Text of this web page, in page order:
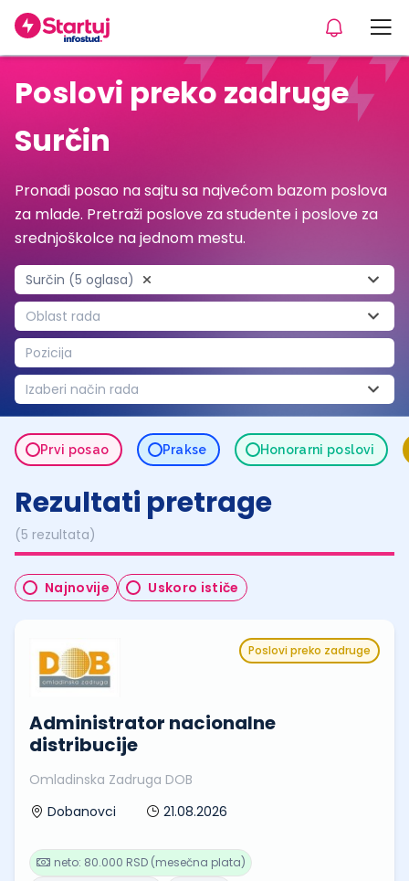
Poslovi preko zadruge
Surčin
Pronađi posao na sajtu sa najvećom bazom poslova
za mlade. Pretraži poslove za studente i poslove za
srednjoškolce na jednom mestu.
Surčin (5 oglasa)
Oblast rada
Pozicija
Izaberi način rada
Prvi posao Prakse Honorarni poslovi
Rezultati pretrage
(5 rezultata)
Najnovije Uskoro ističe
Poslovi preko zadruge
Administrator nacionalne
distribucije
Omladinska Zadruga DOB
Dobanovci
21.08.2026
neto: 80.000 RSD (mesečna plata)